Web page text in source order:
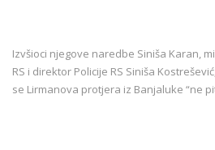
Izvšioci njegove naredbe Siniša Karan,
RS i direktor Policije RS Siniša
se Lirmanova protjera iz Banjaluke “ne